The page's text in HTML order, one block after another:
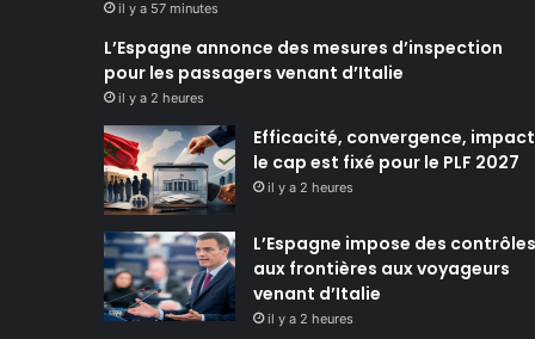
il y a 57 minutes
L’Espagne annonce des mesures d’inspection
pour les passagers venant d’Italie
il y a 2 heures
Efficacité, convergence,
le cap est fixé pour le PLF 2027
il y a 2 heures
L’Espagne impose des contrôles
aux frontières aux voyageurs
venant d’Italie
il y a 2 heures